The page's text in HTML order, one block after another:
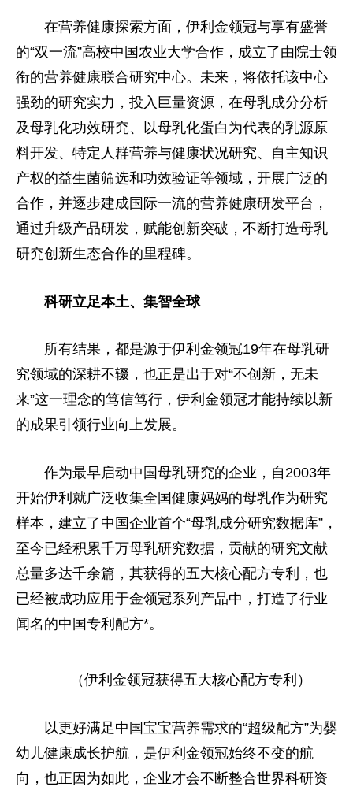
在营养健康探索方面，伊利金领冠与享有盛誉
的“双一流”高校中国农业大学合作，成立了由院士领
衔的营养健康联合研究中心。未来，将依托该中心
强劲的研究实力，投入巨量资源，在母乳成分分析
及母乳化功效研究、以母乳化蛋白为代表的乳源原
料开发、特定人群营养与健康状况研究、自主知识
产权的益生菌筛选和功效验证等领域，开展广泛的
合作，并逐步建成国际一流的营养健康研发平台，
通过升级产品研发，赋能创新突破，不断打造母乳
研究创新生态合作的里程碑。
科研立足本土、集智全球
所有结果，都是源于伊利金领冠19年在母乳研
究领域的深耕不辍，也正是出于对“不创新，无未
来”这一理念的笃信笃行，伊利金领冠才能持续以新
的成果引领行业向上发展。
作为最早启动中国母乳研究的企业，自2003年
开始伊利就广泛收集全国健康妈妈的母乳作为研究
样本，建立了中国企业首个“母乳成分研究数据库”，
至今已经积累千万母乳研究数据，贡献的研究文献
总量多达千余篇，其获得的五大核心配方专利，也
已经被成功应用于金领冠系列产品中，打造了行业
闻名的中国专利配方*。
（伊利金领冠获得五大核心配方专利）
以更好满足中国宝宝营养需求的“超级配方”为婴
幼儿健康成长护航，是伊利金领冠始终不变的航
向，也正因为如此，企业才会不断整合世界科研资